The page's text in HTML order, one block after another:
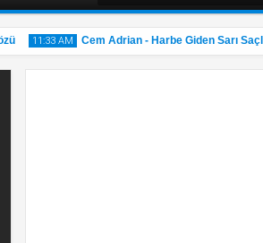
11:33 AM Cem Adrian - Harbe Giden Sarı Saçlı